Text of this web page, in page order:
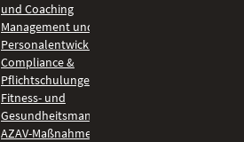
und Coaching
Management und
Personalentwicklung
Compliance &
Pflichtschulungen
Fitness- und
Gesundheitsmanagement
AZAV-Maßnahmen